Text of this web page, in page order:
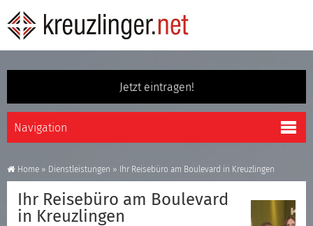
Jetzt eintragen!
Home » Dienstleistungen » Ihr Reisebüro am Boulevard in Kreuzlingen
Ihr Reisebüro am Boulevard
in Kreuzlingen